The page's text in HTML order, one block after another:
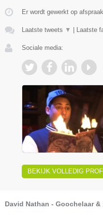
Er wordt gewerkt op
Laatste tweets ▼ Laatste
Sociale media:
BEKIJK VOLLEDIG
David Nathan - Goochelaar